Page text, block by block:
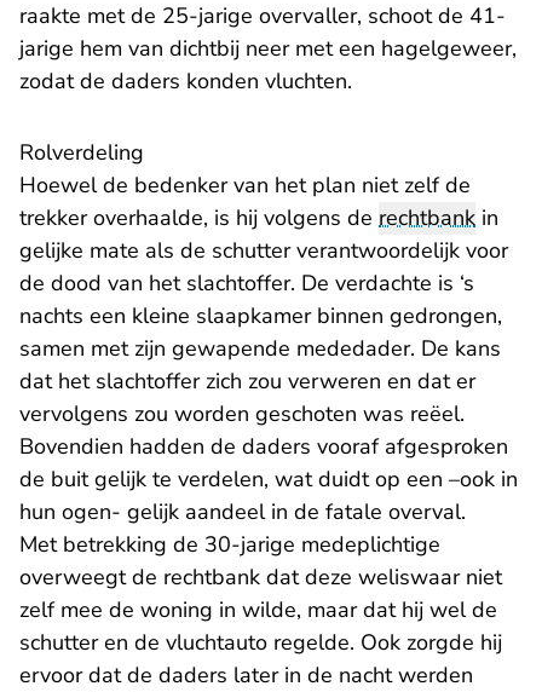
raakte met de 25-jarige overvaller, schoot de 41-
jarige hem van dichtbij neer met een hagelgeweer,
zodat de daders konden vluchten.
Rolverdeling
Hoewel de bedenker van het plan niet zelf de
trekker overhaalde, is hij volgens de rechtbank in
gelijke mate als de schutter verantwoordelijk voor
de dood van het slachtoffer. De verdachte is ‘s
nachts een kleine slaapkamer binnen gedrongen,
samen met zijn gewapende mededader. De kans
dat het slachtoffer zich zou verweren en dat er
vervolgens zou worden geschoten was reëel.
Bovendien hadden de daders vooraf afgesproken
de buit gelijk te verdelen, wat duidt op een –ook in
hun ogen- gelijk aandeel in de fatale overval.
Met betrekking de 30-jarige medeplichtige
overweegt de rechtbank dat deze weliswaar niet
zelf mee de woning in wilde, maar dat hij wel de
schutter en de vluchtauto regelde. Ook zorgde hij
ervoor dat de daders later in de nacht werden